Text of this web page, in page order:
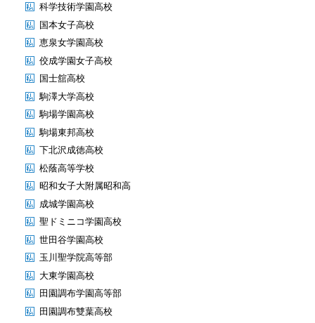
科学技術学園高校
国本女子高校
恵泉女学園高校
佼成学園女子高校
国士舘高校
駒澤大学高校
駒場学園高校
駒場東邦高校
下北沢成徳高校
松蔭高等学校
昭和女子大附属昭和高
成城学園高校
聖ドミニコ学園高校
世田谷学園高校
玉川聖学院高等部
大東学園高校
田園調布学園高等部
田園調布雙葉高校